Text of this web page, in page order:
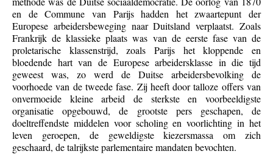
en de Commune van Parijs hadden het zwaartepunt der
Europese arbeidersbeweging naar Duitsland verplaatst. Zoals
Frankrijk de klassieke plaats was van de eerste fase van de
proletarische klassenstrijd, zoals Parijs het kloppende en
bloedende hart van de Europese arbeidersklasse in die tijd
geweest was, zo werd de Duitse arbeidersbevolking de
voorhoede van de tweede fase. Zij heeft door talloze offers van
onvermoeide kleine arbeid de sterkste en voorbeeldigste
organisatie opgebouwd, de grootste pers geschapen, de
doeltreffendste middelen voor scholing en voorlichting in het
leven geroepen, de geweldigste kiezersmassa om zich
geschaard, de talrijkste parlementaire mandaten bevochten.